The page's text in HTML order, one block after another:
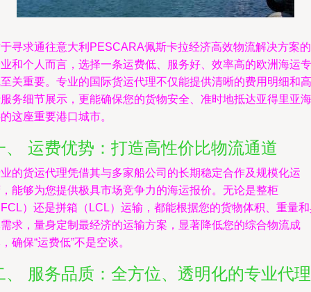
寻求通往意大利PESCARA佩斯卡拉经济高效物流解决方案的
和个人而言，选择一条运费低、服务好、效率高的欧洲海运专
关重要。专业的国际货运代理不仅能提供清晰的费用明细和高
务细节展示，更能确保您的货物安全、准时地抵达亚得里亚海
这座重要港口城市。
、 运费优势：打造高性价比物流通道
的货运代理凭借其与多家船公司的长期稳定合作及规模化运
能够为您提供极具市场竞争力的海运报价。无论是整柜
）还是拼箱（LCL）运输，都能根据您的货物体积、重量
求，量身定制最经济的运输方案，显著降低您的综合物流成
确保“运费低”不是空谈。
、 服务品质：全方位、透明化的专业代理